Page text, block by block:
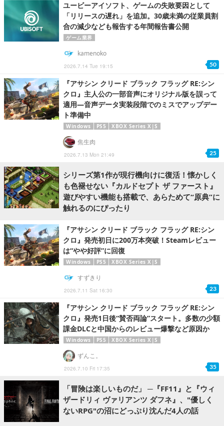
ユービーアイソフト、ゲームの失敗要因として
「リリースの遅れ」を追加。30歳未満の従業員割
合の減少なども報告する年間報告書公開
ゲーム業界
2026.7.14 Tue 19:15
kamenoko
50
『アサシン クリード ブラック フラッグ RE:シン
クロ』主人公の一部音声にオリジナル版を誤って
適用―音声データ実装段階でのミスでアップデー
ト準備中
Windows PS5 XBOX Series X|S
2026.7.13 Mon 21:49
焦生肉
25
シリーズ第1作が現行機向けに復活！懐かしく
も色褪せない『カルドセプト ザ ファースト』
遊びやすい機能も搭載で、あらためて“原典”に
触れるのにぴったり
『アサシン クリード ブラック フラッグ RE:シン
クロ』発売初日に200万本突破！Steamレビュー
は“やや好評”に回復
Windows PS5 XBOX Series X|S
2026.7.11 Sat 16:30
すずきり
23
『アサシン クリード ブラック フラッグ RE:シン
クロ』発売1日後“賛否両論”スタート。多数の少額
課金DLCと中国からのレビュー爆撃など原因か
Windows PS5 XBOX Series X|S
2026.7.10 Fri 17:35
ずんこ。
35
「冒険は楽しいものだ」 ─『FF11』と『ウィ
ザードリィ ヴァリアンツ ダフネ』、"優しく
ないRPG"の沼にどっぷり沈んだ4人の話